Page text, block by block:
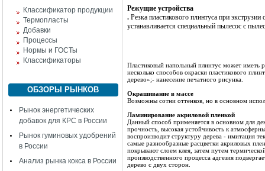
Классификатор продукции
Термопласты
Добавки
Процессы
Нормы и ГОСТы
Классификаторы
ОБЗОРЫ РЫНКОВ
Рынок энергетических
добавок для КРС в России
Рынок гуминовых удобрений
в России
Анализ рынка кокса в России
Режущие устройства
. Резка пластикового плинтуса при
устанавливается специальный пылесос с
Пластиковый напольный плинтус может иметь
несколько способов окраски пластикового
дерево»;- нанесение печатного рисунка.
Окрашивание в массе
Возможны сотни оттенков, но в основном
Ламинирование акриловой пленкой
Данный способ применяется в основном для
прочность, высокая устойчивость к
воспроизводит структуру дерева - имитация
самые разнообразные расцветки акриловых
покрывают слоем клея, затем путем
производственного процесса адгезия
дерево с двух сторон.